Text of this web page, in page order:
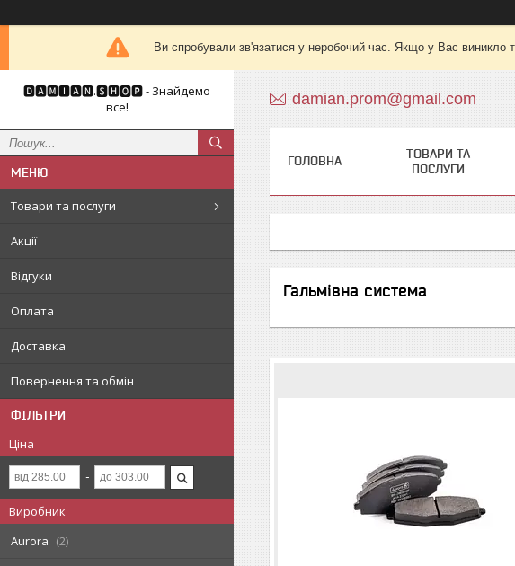
Ви спробували зв'язатися у неробочий час. Якщо у Вас виникло
🅳🅰🅼🅸🅰🅽.🆂🅷🅾🅿 - Знайдемо
все!
Товари та послуги
Акції
Відгуки
Оплата
Доставка
Повернення та обмін
ФІЛЬТРИ
Ціна
Виробник
Aurora
2
damian.prom@gmail.com
ГОЛОВНА
ТОВАРИ ТА
ПОСЛУГИ
Гальмівна система